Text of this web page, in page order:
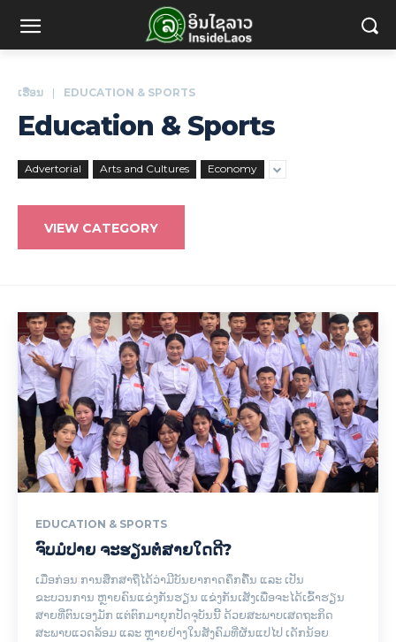
ເຮືອນ EDUCATION & SPORTS
Education & Sports
Advertorial Arts and Cultures Economy
VIEW CATEGORY
EDUCATION & SPORTS
ຈົບມໍປາຍ ຈະຮຽນຕໍ່ສາຍໃດດີ?
ເມື່ອກ່ອນ ການສຶກສາຖືໄດ້ວ່າມີບັນຍາກາດຄຶກຄື້ນ ແລະ ເປັນ
ຂະບວນການ ຫຼາຍຄົນແຂ່ງກັນຮຽນ ແຂ່ງກັນເສັງເພື່ອຈະໄດ້ເຂົ້າຮຽນ
ສາຍທີ່ຕົນເອງມັກ ແຕ່ຕົກມາຍຸກປັດຈຸບັນນີ້ ດ້ວຍສະພາບເສດຖະກິດ
ສະພາບແວດລ້ອມ ແລະ ຫຼາຍຢ່າງໃນສັງຄົມທີ່ຜັນແປໄປ ເດັກນ້ອຍ